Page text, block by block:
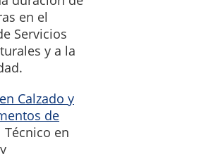
en el
Servicios
y a la
Calzado y
de
Técnico en